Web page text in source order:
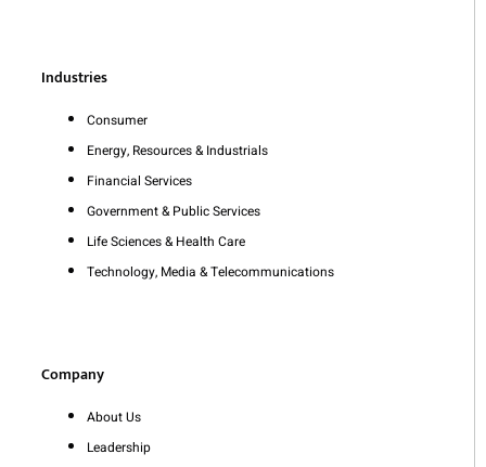
Industries
Consumer
Energy, Resources & Industrials
Financial Services
Government & Public Services
Life Sciences & Health Care
Technology, Media & Telecommunications
Company
About Us
Leadership